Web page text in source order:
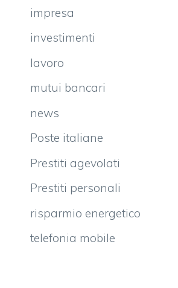
impresa
investimenti
lavoro
mutui bancari
news
Poste italiane
Prestiti agevolati
Prestiti personali
risparmio energetico
telefonia mobile